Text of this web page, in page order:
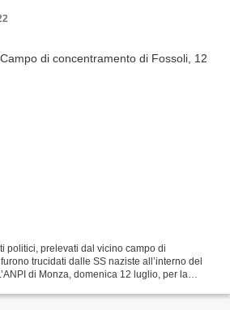
politici, prelevati dal vicino campo di
trucidati dalle SS naziste all’interno del
di Monza, domenica 12 luglio, per la